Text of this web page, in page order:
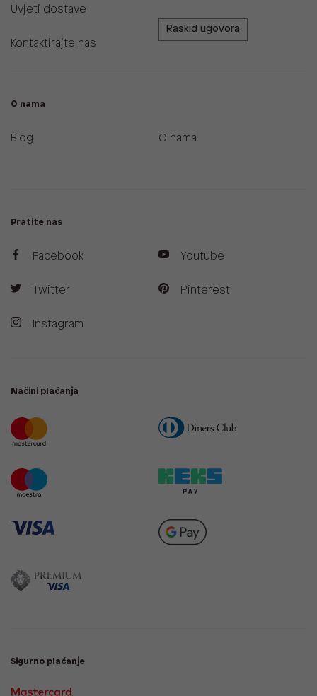
Uvjeti dostave
Kontaktirajte nas
Raskid ugovora
O nama
Blog O nama
Pratite nas
Facebook
Twitter
Instagram
Youtube
Pinterest
Načini plaćanja
Sigurno plaćanje